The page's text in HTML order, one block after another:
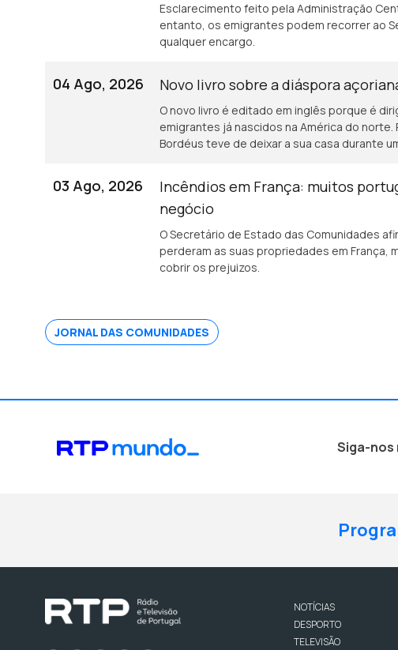
Esclarecimento feito pela Administração
entanto, os emigrantes podem recorrer ao
qualquer encargo.
04 Ago, 2026 Novo livro sobre a diáspora
O novo livro é editado em inglês porque é
emigrantes já nascidos na América do
Bordéus teve de deixar a sua casa durante
03 Ago, 2026
Incêndios em França: muitos
negócio
O Secretário de Estado das Comunidades
perderam as suas propriedades em França,
cobrir os prejuizos.
JORNAL DAS COMUNIDADES
Siga-nos
NOTÍCIAS
DESPORTO
TELEVISÃO